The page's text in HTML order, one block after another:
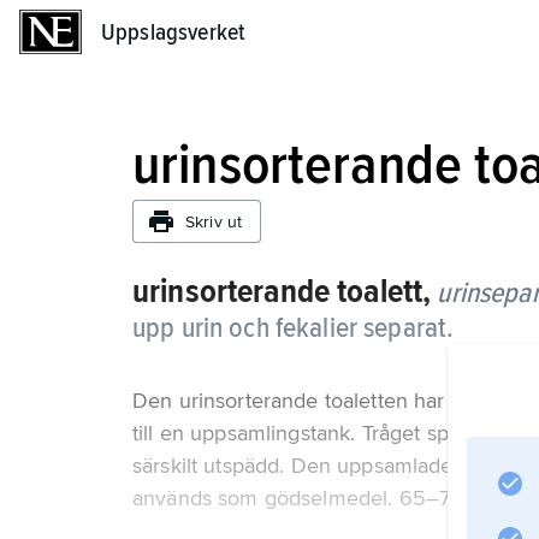
Uppslagsverket
urinsorterande
Skriv ut
urinsorterande toalett,
upp urin och fekalier separat.
Den urinsorterande toaletten har ett
till en uppsamlingstank. Tråget spolas
särskilt utspädd. Den uppsamlade urinen
används som gödselmedel. 65–70 % av